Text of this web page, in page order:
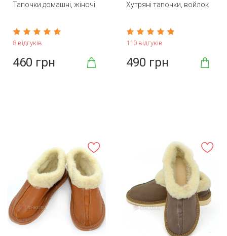
Тапочки домашні, жіночі
8 відгуків
460 грн
Хутряні тапочки, войлок
110 відгуків
490 грн